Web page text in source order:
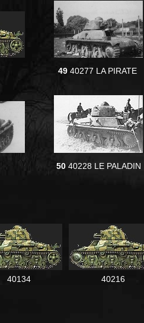
4940277 LA PIRATE
50 40228 LE PALADIN
40134 40216